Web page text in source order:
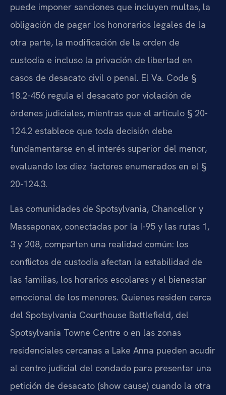
puede imponer sanciones que incluyen multas, la
obligación de pagar los honorarios legales de la
otra parte, la modificación de la orden de
custodia e incluso la privación de libertad en
casos de desacato civil o penal. El Va. Code §
18.2-456 regula el desacato por violación de
órdenes judiciales, mientras que el artículo § 20-
124.2 establece que toda decisión debe
fundamentarse en el interés superior del menor,
evaluando los diez factores enumerados en el §
20-124.3.
Las comunidades de Spotsylvania, Chancellor y
Massaponax, conectadas por la I-95 y las rutas 1,
3 y 208, comparten una realidad común: los
conflictos de custodia afectan la estabilidad de
las familias, los horarios escolares y el bienestar
emocional de los menores. Quienes residen cerca
del Spotsylvania Courthouse Battlefield, del
Spotsylvania Towne Centre o en las zonas
residenciales cercanas a Lake Anna pueden acudir
al centro judicial del condado para presentar una
petición de desacato (show cause) cuando la otra